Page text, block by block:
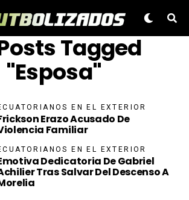
Tagged
"Esposa"
EN EL EXTERIOR
Erazo Acusado De
Familiar
EN EL EXTERIOR
Dedicatoria De Gabriel
Tras Salvar Del Descenso A